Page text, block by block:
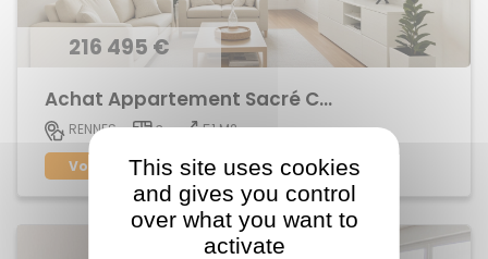
216 495 €
Achat Appartement Sacré Coeur
RENNES 3
51 M2
Voir le bienThis site uses cookies
and gives you control
over what you want to
activate